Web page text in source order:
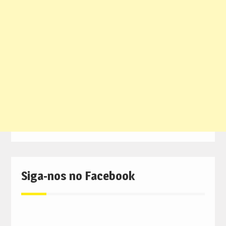
Siga-nos no Facebook